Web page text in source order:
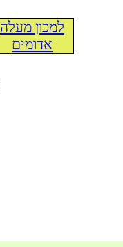
למכון מעלה
אדומים